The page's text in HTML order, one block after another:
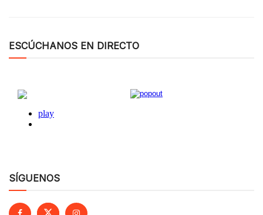
ESCÚCHANOS EN DIRECTO
SÍGUENOS